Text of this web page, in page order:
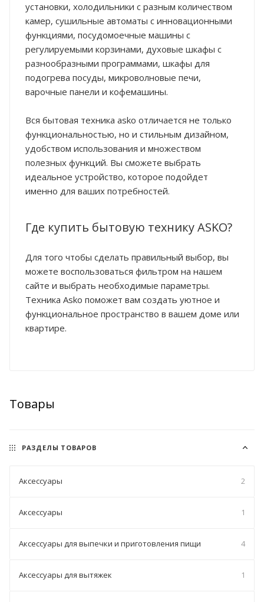
установки, холодильники с разным количеством
камер, сушильные автоматы с инновационными
функциями, посудомоечные машины с
регулируемыми корзинами, духовые шкафы с
разнообразными программами, шкафы для
подогрева посуды, микроволновые печи,
варочные панели и кофемашины.
Вся бытовая техника asko отличается не только
функциональностью, но и стильным дизайном,
удобством использования и множеством
полезных функций. Вы сможете выбрать
идеальное устройство, которое подойдет
именно для ваших потребностей.
Где купить бытовую технику ASKO?
Для того чтобы сделать правильный выбор, вы
можете воспользоваться фильтром на нашем
сайте и выбрать необходимые параметры.
Техника Asko поможет вам создать уютное и
функциональное пространство в вашем доме или
квартире.
Товары
РАЗДЕЛЫ ТОВАРОВ
Аксессуары 2
Аксессуары 1
Аксессуары для выпечки и приготовления пищи 4
Аксессуары для вытяжек 1